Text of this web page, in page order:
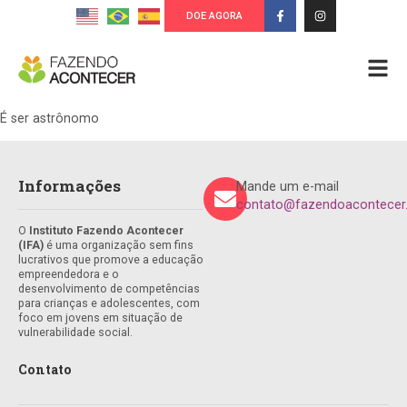
DOE AGORA
É ser astrônomo
Informações
O Instituto Fazendo Acontecer
(IFA) é uma organização sem fins
lucrativos que promove a educação
empreendedora e o
desenvolvimento de competências
para crianças e adolescentes, com
foco em jovens em situação de
vulnerabilidade social.
Contato
Mande um e-mail